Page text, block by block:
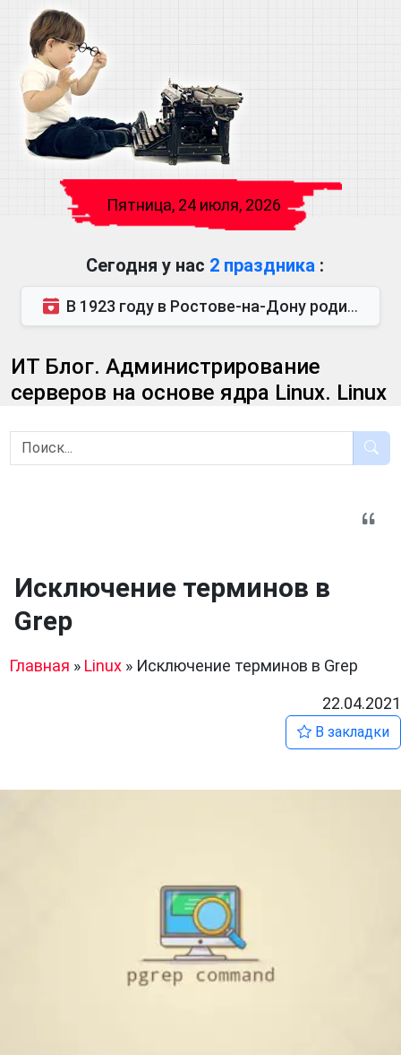
Пятница, 24 июля, 2026
Сегодня у нас 2 праздника :
В 1923 году в Ростове-на-Дону родился Виктор Михайлович Глушков. Под руководством Виктора Михайло...
ИТ Блог. Администрирование
серверов на основе ядра Linux. Linux
Исключение терминов в
Grep
Главная » Linux » Исключение терминов в Grep
22.04.2021
В закладки